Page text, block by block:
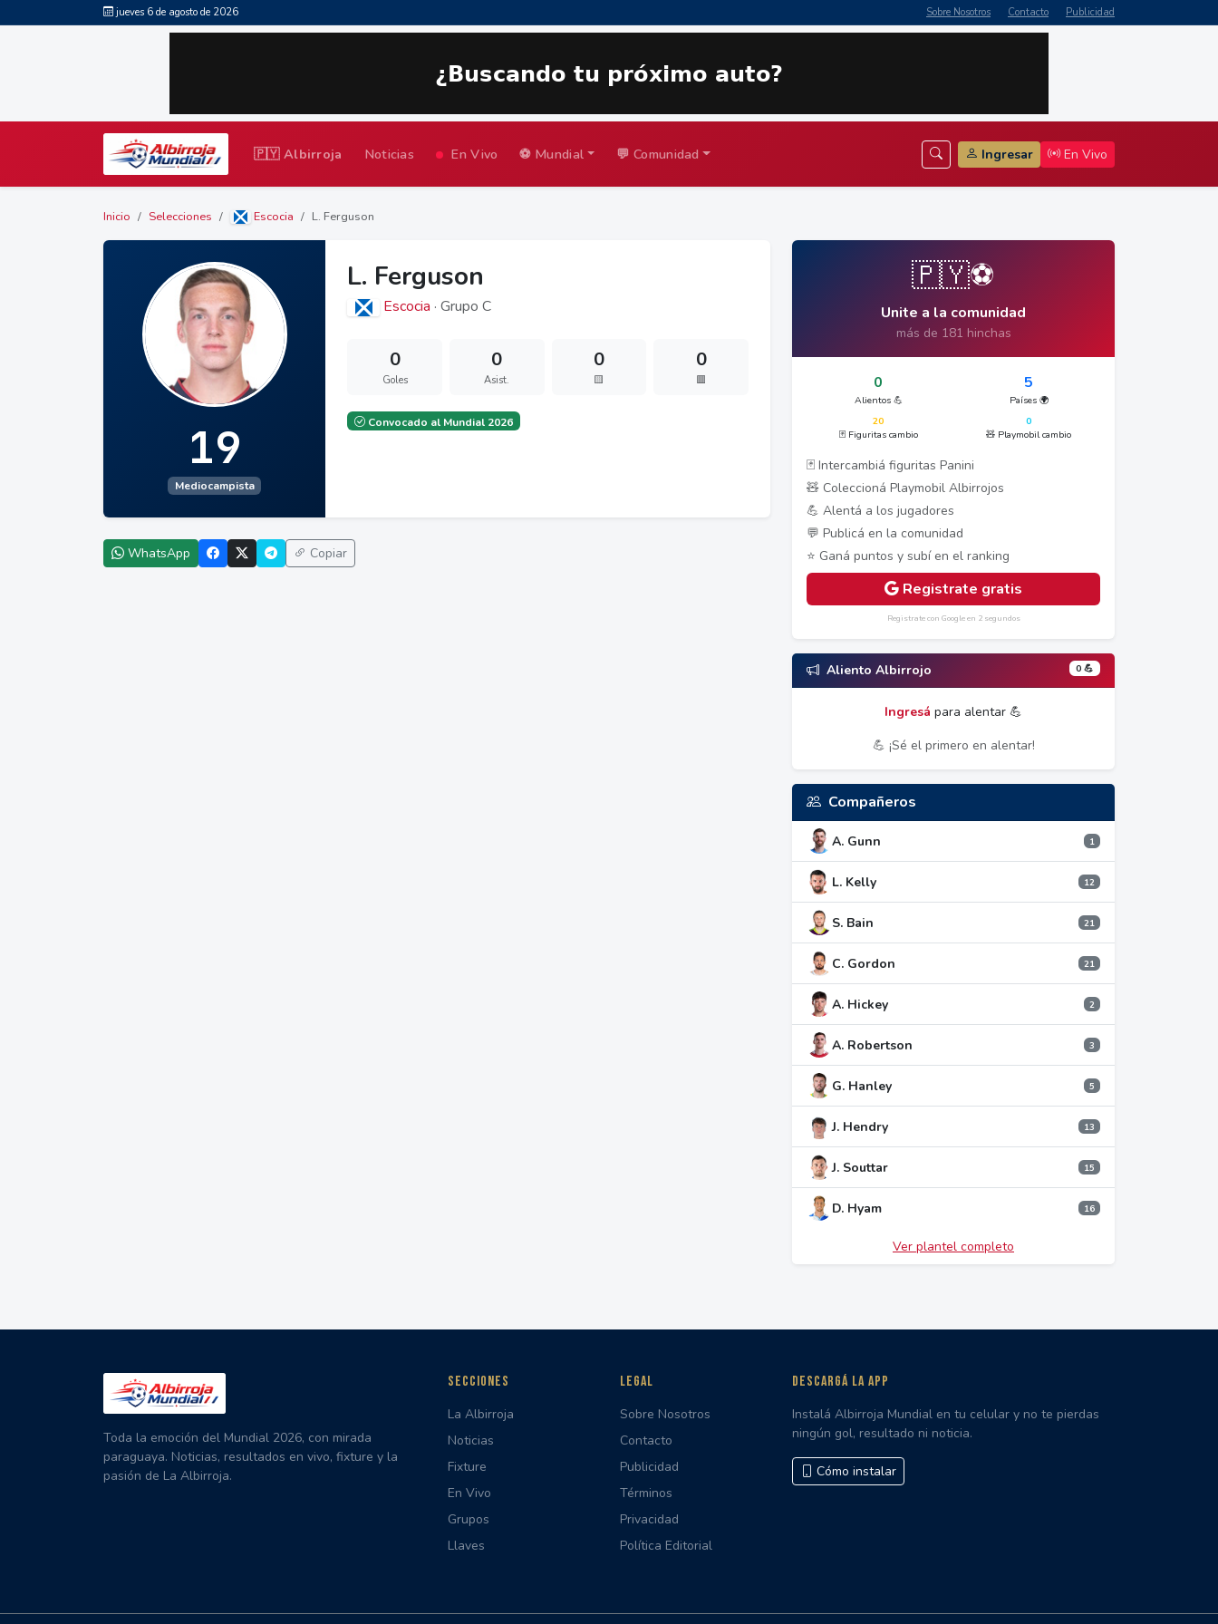
jueves 6 de agosto de 2026 Sobre Nosotros Contacto Publicidad
🇵🇾 Albirroja Noticias En Vivo ⚽ Mundial 💬 Comunidad Ingresar En Vivo
Inicio Selecciones Escocia L. Ferguson
19
Mediocampista
L. Ferguson
Escocia · Grupo C
0
Goles
0
Asist.
0
🟨
0
🟥
Convocado al Mundial 2026
WhatsApp Copiar
🇵🇾⚽
Unite a la comunidad
más de 181 hinchas
0
Alientos 💪
5
Países 🌍
20
🃏 Figuritas cambio
0
🧸 Playmobil cambio
🃏 Intercambiá figuritas Panini
🧸 Coleccioná Playmobil Albirrojos
💪 Alentá a los jugadores
💬 Publicá en la comunidad
⭐ Ganá puntos y subí en el ranking
Registrate gratis
Registrate con Google en 2 segundos
Aliento Albirrojo 0 💪
Ingresá para alentar 💪
💪 ¡Sé el primero en alentar!
Compañeros
A. Gunn 1
L. Kelly 12
S. Bain 21
C. Gordon 21
A. Hickey 2
A. Robertson 3
G. Hanley 5
J. Hendry 13
J. Souttar 15
D. Hyam 16
Ver plantel completo
Toda la emoción del Mundial 2026, con mirada
paraguaya. Noticias, resultados en vivo, fixture y la
pasión de La Albirroja.
SECCIONES
La Albirroja
Noticias
Fixture
En Vivo
Grupos
Llaves
LEGAL
Sobre Nosotros
Contacto
Publicidad
Términos
Privacidad
Política Editorial
DESCARGÁ LA APP
Instalá Albirroja Mundial en tu celular y no te pierdas
ningún gol, resultado ni noticia.
Cómo instalar